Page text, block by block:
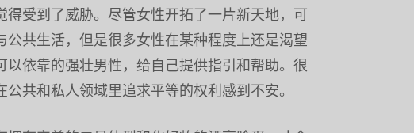
受到了威胁。尽管女性开拓了一片新天地，可
公共生活，但是很多女性在某种程度上还是渴望
依靠的强壮男性，给自己提供指引和帮助。很
共和私人领域里追求平等的权利感到不安。